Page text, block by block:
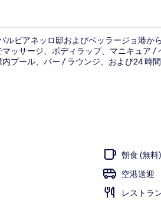
ルビアネッロ邸およびベッラージョ港か
ッサージ、ボディラップ、マニキュア
プール、バー / ラウンジ、および24 時
朝食 (無料)
空港送迎
レストラ